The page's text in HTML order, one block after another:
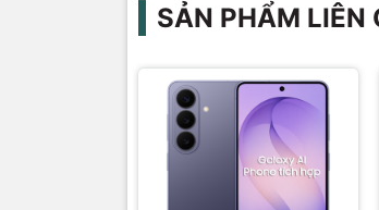
SẢN PHẨM LIÊN